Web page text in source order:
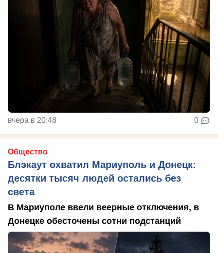
вчера в 20:48 0
Общество
Блэкаут охватил Мариуполь и Донецк:
десятки тысяч людей остались без
света
В Мариуполе ввели веерные отключения, в
Донецке обесточены сотни подстанций